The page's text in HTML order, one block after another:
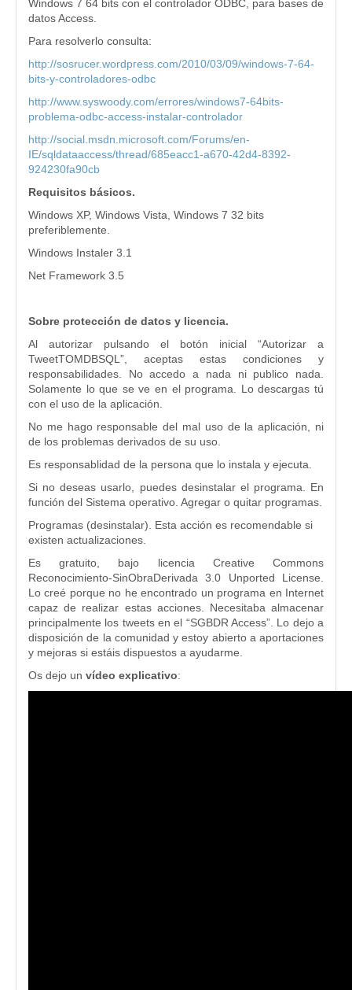
Windows 7 64 bits con el controlador ODBC, para bases de
datos Access.
Para resolverlo consulta:
http://sosrucer.wordpress.com/2010/03/09/windows-7-64-
bits-y-controladores-odbc
http://www.syswoody.com/errores/windows7-64bits-
problema-odbc-access-instalar-controlador
http://social.msdn.microsoft.com/Forums/en-
IE/sqldataaccess/thread/685eacc1-a670-42d4-8392-
924230fa90cb
Requisitos básicos.
Windows XP, Windows Vista, Windows 7 32 bits
preferiblemente.
Windows Instaler 3.1
Net Framework 3.5
Sobre protección de datos y licencia.
Al autorizar pulsando el botón inicial “Autorizar a
TweetTOMDBSQL”, aceptas estas condiciones y
responsabilidades. No accedo a nada ni publico nada.
Solamente lo que se ve en el programa. Lo descargas tú
con el uso de la aplicación.
No me hago responsable del mal uso de la aplicación, ni
de los problemas derivados de su uso.
Es responsablidad de la persona que lo instala y ejecuta.
Si no deseas usarlo, puedes desinstalar el programa. En
función del Sistema operativo. Agregar o quitar programas.
Programas (desinstalar). Esta acción es recomendable si
existen actualizaciones.
Es gratuito, bajo licencia Creative Commons
Reconocimiento-SinObraDerivada 3.0 Unported License.
Lo creé porque no he encontrado un programa en Internet
capaz de realizar estas acciones. Necesitaba almacenar
principalmente los tweets en el “SGBDR Access”. Lo dejo a
disposición de la comunidad y estoy abierto a aportaciones
y mejoras si estáis dispuestos a ayudarme.
Os dejo un vídeo explicativo: